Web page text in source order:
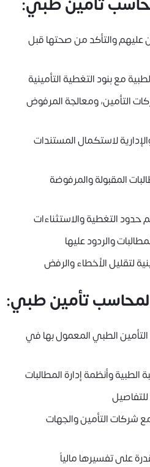
عليهم والتأكد من صحتها قبل
مع بنود التغطية التأمينية
التأمين، ومعالجة المرفوض
لاستكمال المستندات
المقبولة والمرفوضة
حدود التغطية والاستثناءات
والردود عليها
لتقليل الأخطاء والرفض
لمحاسب تأمين طبي:
الطبي المعمول بها في
الطبية وأنظمة إدارة المطالبات
للتفاصيل
شركات التأمين والجهات
على تفسيرها مالياً